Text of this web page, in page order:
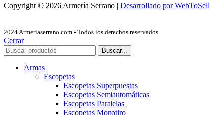
Copyright © 2026 Armería Serrano | Desarrollado por WebToSell
2024 Armeriaserrano.com - Todos los derechos reservados
Cerrar
Buscar...
Armas
Escopetas
Escopetas Superpuestas
Escopetas Semiautomáticas
Escopetas Paralelas
Escopetas Monotiro